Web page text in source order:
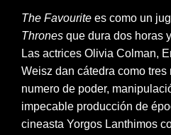
The Favourite es como un
Thrones que dura dos horas
Las actrices Olivia Colman,
Weisz dan cátedra como
numero de poder,
impecable producción de
cineasta Yorgos Lanthimos